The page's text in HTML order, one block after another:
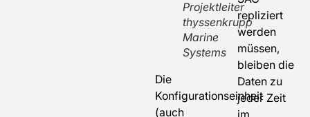
Projektleiter
thyssenkrupp
Marine
Systems
Die
Konfigurationseinheit
(auch
repliziert
werden
müssen,
bleiben die
Daten zu
jeder Zeit